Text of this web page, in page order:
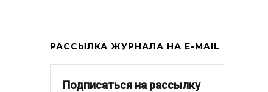
РАССЫЛКА ЖУРНАЛА НА E-MAIL
Подписаться на рассылку